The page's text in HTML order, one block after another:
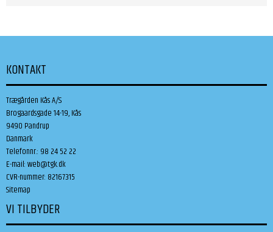
KONTAKT
Trægården Kås A/S
Brogaardsgade 14-19, Kås
9490 Pandrup
Danmark
Telefonnr.: 98 24 52 22
E-mail:web@tgk.dk
CVR-nummer: 82167315
Sitemap
VI TILBYDER